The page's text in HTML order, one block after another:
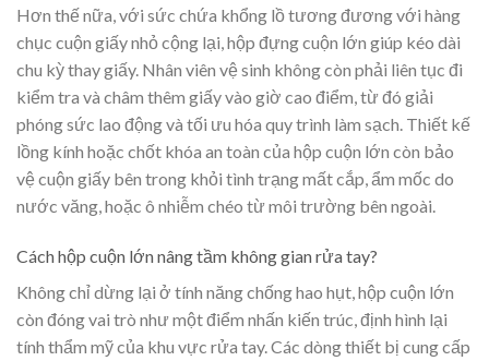
Hơn thế nữa, với sức chứa khổng lồ tương đương với hàng
chục cuộn giấy nhỏ cộng lại, hộp đựng cuộn lớn giúp kéo dài
chu kỳ thay giấy. Nhân viên vệ sinh không còn phải liên tục đi
kiểm tra và châm thêm giấy vào giờ cao điểm, từ đó giải
phóng sức lao động và tối ưu hóa quy trình làm sạch. Thiết kế
lồng kính hoặc chốt khóa an toàn của hộp cuộn lớn còn bảo
vệ cuộn giấy bên trong khỏi tình trạng mất cắp, ẩm mốc do
nước văng, hoặc ô nhiễm chéo từ môi trường bên ngoài.
Cách hộp cuộn lớn nâng tầm không gian rửa tay?
Không chỉ dừng lại ở tính năng chống hao hụt, hộp cuộn lớn
còn đóng vai trò như một điểm nhấn kiến trúc, định hình lại
tính thẩm mỹ của khu vực rửa tay. Các dòng thiết bị cung cấp